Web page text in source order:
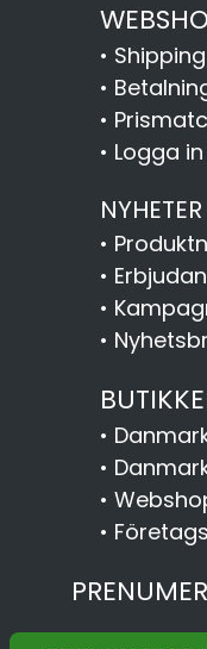
•
•
•
• Logga in
•
•
•
•
•
•
•
•